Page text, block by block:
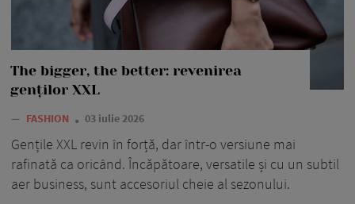
The bigger, the better: revenirea
genților XXL
— FASHION 03 iulie 2026
Gențile XXL revin în forță, dar într-o versiune mai
rafinată ca oricând. Încăpătoare, versatile și cu un subtil
aer business, sunt accesoriul cheie al sezonului.